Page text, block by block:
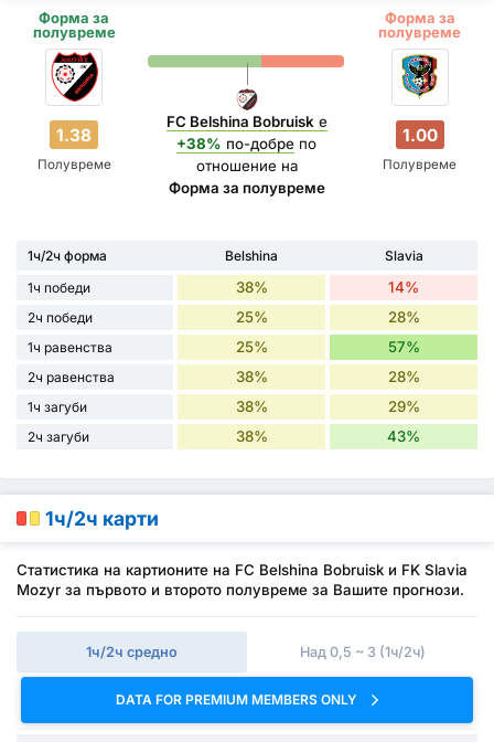
Форма за
полувреме
Форма за
полувреме
1.38
Полувреме
FC Belshina Bobruisk е
+38% по-добре по
отношение на
Форма за полувреме
1.00
Полувреме
1ч/2ч форма Belshina
Slavia
1ч победи
38% 14%
2ч победи 25% 28%
1ч равенства 25% 57%
2ч равенства 38% 28%
1ч загуби 38% 29%
2ч загуби 38% 43%
1ч/2ч карти
Статистика на картионите на FC Belshina Bobruisk и FK Slavia
Mozyr за първото и второто полувреме за Вашите прогнози.
1ч/2ч средно Над 0,5 ~ 3 (1ч/2ч)
DATA FOR PREMIUM MEMBERS ONLY